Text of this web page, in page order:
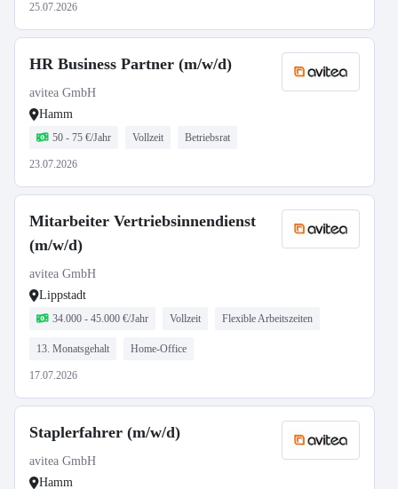
25.07.2026
HR Business Partner (m/w/d)
avitea GmbH
Hamm
50 - 75 €/Jahr Vollzeit Betriebsrat
23.07.2026
Mitarbeiter Vertriebsinnendienst
(m/w/d)
avitea GmbH
Lippstadt
34.000 - 45.000 €/Jahr Vollzeit Flexible Arbeitszeiten
13. Monatsgehalt Home-Office
17.07.2026
Staplerfahrer (m/w/d)
avitea GmbH
Hamm